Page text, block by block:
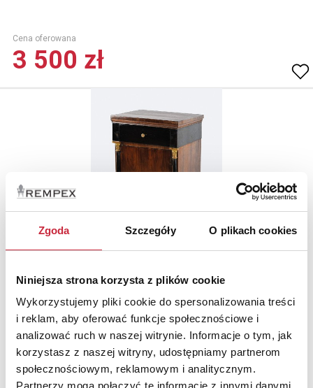
Zgoda Szczegóły O plikach cookies
Niniejsza strona korzysta z plików cookie
Wykorzystujemy pliki cookie do spersonalizowania treści
i reklam, aby oferować funkcje społecznościowe i
analizować ruch w naszej witrynie. Informacje o tym, jak
korzystasz z naszej witryny, udostępniamy partnerom
społecznościowym, reklamowym i analitycznym.
Partnerzy mogą połączyć te informacje z innymi danymi
Cena oferowana
3 500 zł
Nr katalogowy
1902
Szafka w stylu empirowym
zamykana jednoskrzydłowo, z szufladką, fornirowana, orzechem, w
części czerniona,